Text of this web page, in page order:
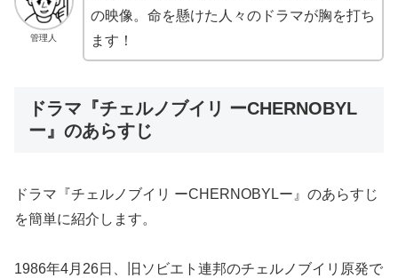
管理人
の映像。命を懸けた人々のドラマが胸を打ち
ます！
ドラマ『チェルノブイリ ーCHERNOBYL
ー』のあらすじ
ドラマ『チェルノブイリ ーCHERNOBYLー』のあらすじ
を簡単に紹介します。
1986年4月26日、旧ソビエト連邦のチェルノブイリ原発で